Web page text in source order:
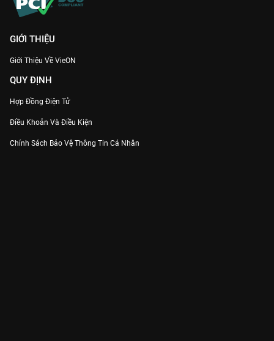
GIỚI THIỆU
Giới Thiệu Về VieON
QUY ĐỊNH
Hợp Đồng Điện Tử
Điều Khoản Và Điều Kiện
Chính Sách Bảo Vệ Thông Tin Cá Nhân